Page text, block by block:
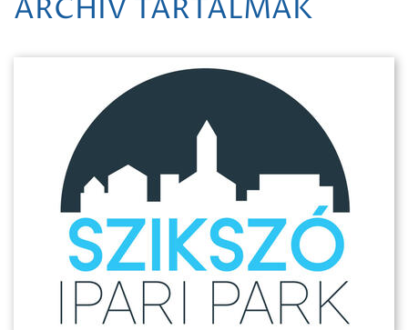
ARCHÍV TARTALMAK